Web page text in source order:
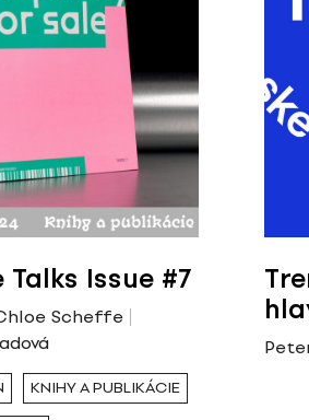
Issue #7
Scheffe
KNIHY A PUBLIKÁCIE